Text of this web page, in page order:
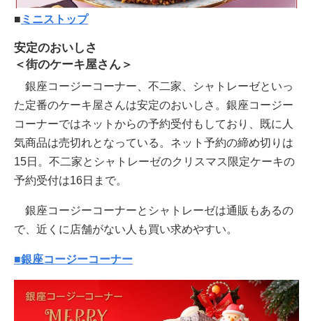
■ ミニストップ
安定のおいしさ
＜街のケーキ屋さん＞
銀座コージーコーナー、不二家、シャトレーゼといっ
た定番のケーキ屋さんは安定のおいしさ。銀座コージー
コーナーではネットからの予約受付もしており、既に人
気商品は売切れとなっている。ネット予約の締め切りは
15日。不二家とシャトレーゼのクリスマス限定ケーキの
予約受付は16日まで。
銀座コージーコーナーとシャトレーゼは通販もあるの
で、近くに店舗がない人も買い求めやすい。
■銀座コージーコーナー